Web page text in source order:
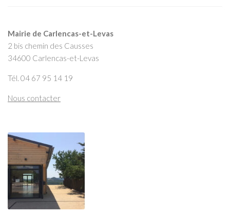
Mairie de Carlencas-et-Levas
2 bis chemin des Causses
34600 Carlencas-et-Levas
Tél. 04 67 95 14 19
Nous contacter